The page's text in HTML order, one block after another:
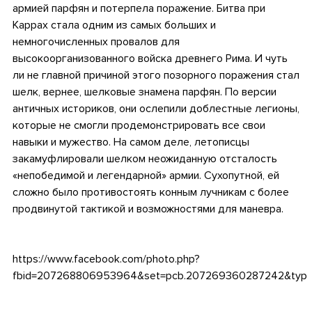
армией парфян и потерпела поражение. Битва при
Каррах стала одним из самых больших и
немногочисленных провалов для
высокоорганизованного войска древнего Рима. И чуть
ли не главной причиной этого позорного поражения стал
шелк, вернее, шелковые знамена парфян. По версии
античных историков, они ослепили доблестные легионы,
которые не смогли продемонстрировать все свои
навыки и мужество. На самом деле, летописцы
закамуфлировали шелком неожиданную отсталость
«непобедимой и легендарной» армии. Сухопутной, ей
сложно было противостоять конным лучникам с более
продвинутой тактикой и возможностями для маневра.
https://www.facebook.com/photo.php?